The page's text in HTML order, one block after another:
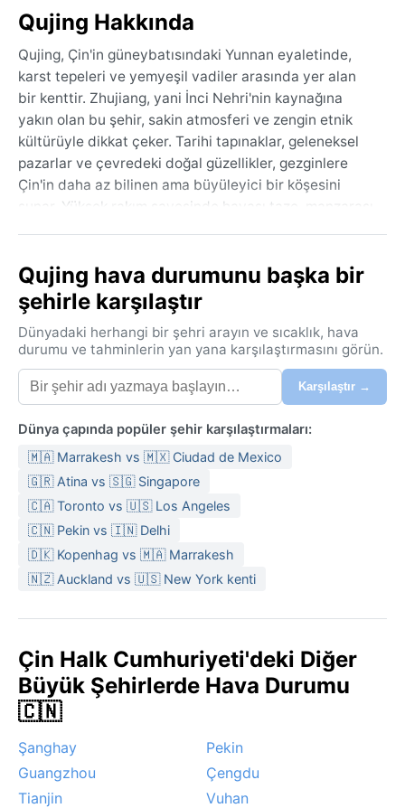
Qujing Hakkında
Qujing, Çin'in güneybatısındaki Yunnan eyaletinde,
karst tepeleri ve yemyeşil vadiler arasında yer alan
bir kenttir. Zhujiang, yani İnci Nehri'nin kaynağına
yakın olan bu şehir, sakin atmosferi ve zengin etnik
kültürüyle dikkat çeker. Tarihi tapınaklar, geleneksel
pazarlar ve çevredeki doğal güzellikler, gezginlere
Çin'in daha az bilinen ama büyüleyici bir köşesini
sunar. Yüksek rakım sayesinde havası taze, manzarası
subtropikal yayla iklimi hâkimdir. Yazlar ılık ve yağışlı,
kışlar ise kuru ve serindir. Haziran ve eylül arasındaki
muson döneminde yoğun yağışlar görülürken, kış
aylarında hava açık ve az nemlidir. Ortalama yaz
sıcaklıkları 20 ile 25 derece arasında seyreder, kışın
termometreler 5 ila 10 derece civarına düşer. Nem
orta düzeydedir. Seyahat ederken hafif bir ceket,
yağmurluk ve rahat yürüyüş ayakkabıları iyi birer
tercihtir.
Ziyaret için en uygun zaman ilkbahar ve sonbahardır;
bu mevsimlerde hava ılık ve yağış miktarı düşüktür.
Kış aylarında sabah sisleri sıklıkla görülebilir, yazın ise
sağanak yağmurlarla birlikte ani sıcaklık düşüşleri
yaşanabilir. Tayfun gibi tropikal fırtınalar bu enleme
Qujing, mevsim geçişlerinin net hissedildiği, yılın
Qujing hava durumunu başka bir
şehirle karşılaştır
Dünyadaki herhangi bir şehri arayın ve sıcaklık, hava
durumu ve tahminlerin yan yana karşılaştırmasını görün.
Karşılaştır →
Dünya çapında popüler şehir karşılaştırmaları:
🇲🇦 Marrakesh vs 🇲🇽 Ciudad de Mexico
🇬🇷 Atina vs 🇸🇬 Singapore
🇨🇦 Toronto vs 🇺🇸 Los Angeles
🇨🇳 Pekin vs 🇮🇳 Delhi
🇩🇰 Kopenhag vs 🇲🇦 Marrakesh
🇳🇿 Auckland vs 🇺🇸 New York kenti
Çin Halk Cumhuriyeti'deki Diğer
Büyük Şehirlerde Hava Durumu
🇨🇳
Şanghay
Pekin
Guangzhou
Çengdu
Tianjin
Vuhan